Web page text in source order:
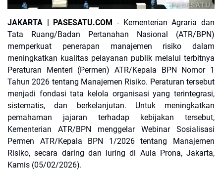
PASESATU
​JAKARTA | PASESATU.COM - Kementerian Agraria dan
Tata Ruang/Badan Pertanahan Nasional (ATR/BPN)
memperkuat penerapan manajemen risiko dalam
meningkatkan kualitas pelayanan publik melalui terbitnya
Peraturan Menteri (Permen) ATR/Kepala BPN Nomor 1
Tahun 2026 tentang Manajemen Risiko. Peraturan tersebut
menjadi fondasi tata kelola organisasi yang terintegrasi,
sistematis, dan berkelanjutan. Untuk meningkatkan
pemahaman jajaran terhadap kebijakan tersebut,
Kementerian ATR/BPN menggelar Webinar Sosialisasi
Permen ATR/Kepala BPN 1/2026 tentang Manajemen
Risiko, secara daring dan luring di Aula Prona, Jakarta,
Kamis (05/02/2026).